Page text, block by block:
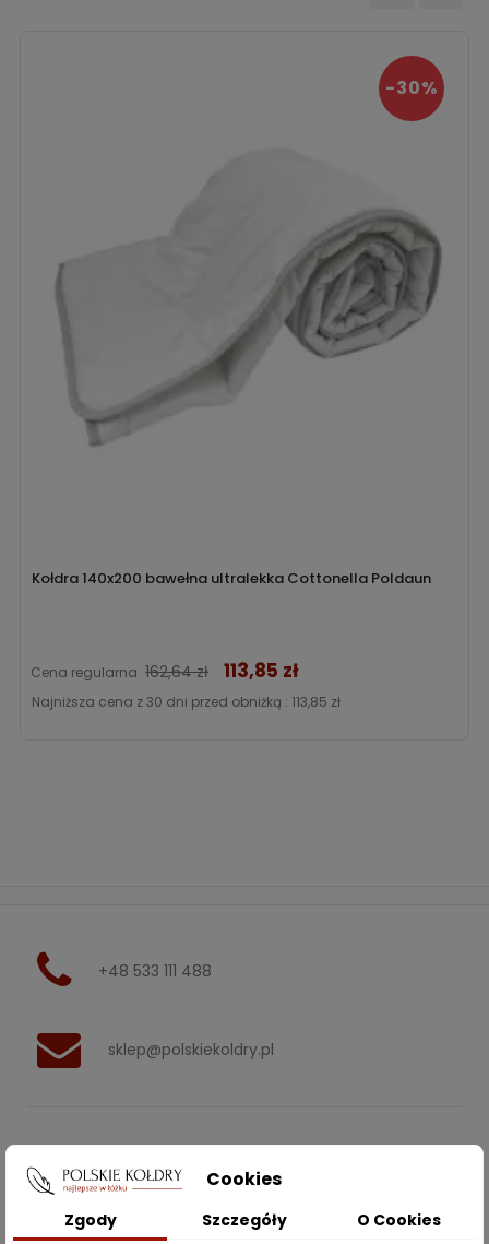
Kołdra 140x200 bawełna ultralekka Cottonella Poldaun
Cena regularna 162,64 zł
-30%
Cena
113,85 zł
Najniższa cena z 30 dni przed obniżką : 113,85 zł
+48 533 111 488
sklep@polskiekoldry.pl
INFORMACJE 
Cookies
Zgody Szczegóły O Cookies